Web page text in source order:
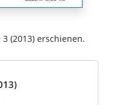
(2013) erschienen.